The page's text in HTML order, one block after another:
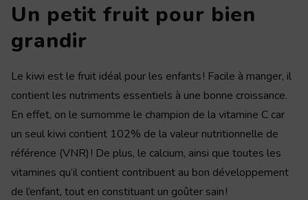
Un petit fruit pour bien
grandir
Le kiwi est le fruit idéal pour les enfants ! Facile à manger, il
contient les nutriments essentiels à une bonne croissance.
En effet, on le surnomme le champion de la vitamine C car
un seul kiwi contient 102% de la valeur nutritionnelle de
référence (VNR) ! De plus, le calcium, ainsi que toutes les
vitamines qu’il contient contribuent au bon développement
de l’enfant, tout en constituant un goûter sain !